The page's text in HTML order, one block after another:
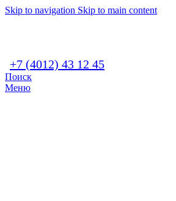
Skip to navigation Skip to main content
+7 (4012) 43 12 45
Поиск
Меню